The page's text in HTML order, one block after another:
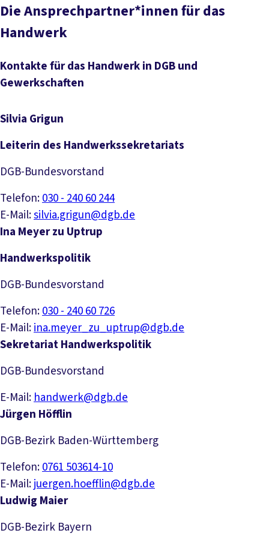
Die Ansprechpartner*innen für das
Handwerk
Kontakte für das Handwerk in DGB und
Gewerkschaften
Silvia Grigun
Leiterin des Handwerkssekretariats
DGB-Bundesvorstand
Telefon:030 - 240 60 244
E-Mail:silvia.grigun@dgb.de
Ina Meyer zu Uptrup
Handwerkspolitik
DGB-Bundesvorstand
Telefon:030 - 240 60 726
E-Mail:ina.meyer_zu_uptrup@dgb.de
Sekretariat Handwerkspolitik
DGB-Bundesvorstand
E-Mail:handwerk@dgb.de
Jürgen Höfflin
DGB-Bezirk Baden-Württemberg
Telefon:0761 503614-10
E-Mail:juergen.hoefflin@dgb.de
Ludwig Maier
DGB-Bezirk Bayern